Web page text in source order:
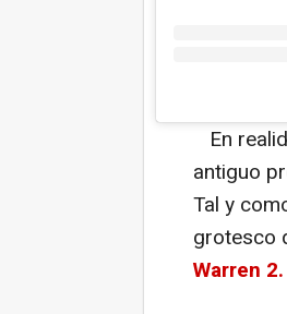
En
antiguo
Tal y
grotesco
Warren 2.